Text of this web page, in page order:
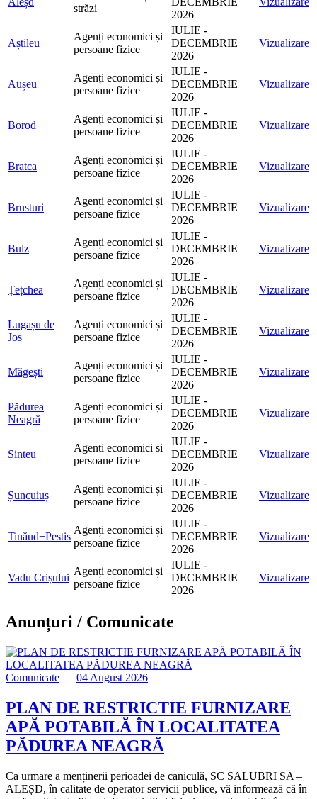
străzi
2026
Aștileu
Agenți economici și
persoane fizice
IULIE -
DECEMBRIE
2026
Vizualizare
Aușeu
Agenți economici și
persoane fizice
IULIE -
DECEMBRIE
2026
Vizualizare
Borod
Agenți economici și
persoane fizice
IULIE -
DECEMBRIE
2026
Vizualizare
Bratca
Agenți economici și
persoane fizice
IULIE -
DECEMBRIE
2026
Vizualizare
Brusturi
Agenți economici și
persoane fizice
IULIE -
DECEMBRIE
2026
Vizualizare
Bulz
Agenți economici și
persoane fizice
IULIE -
DECEMBRIE
2026
Vizualizare
Țețchea
Agenți economici și
persoane fizice
IULIE -
DECEMBRIE
2026
Vizualizare
Lugașu de
Jos
Agenți economici și
persoane fizice
IULIE -
DECEMBRIE
2026
Vizualizare
Măgești
Agenți economici și
persoane fizice
IULIE -
DECEMBRIE
2026
Vizualizare
Pădurea
Neagră
Agenți economici și
persoane fizice
IULIE -
DECEMBRIE
2026
Vizualizare
Sinteu
Agenti economici si
persoane fizice
IULIE -
DECEMBRIE
2026
Vizualizare
Șuncuiuș
Agenți economici și
persoane fizice
IULIE -
DECEMBRIE
2026
Vizualizare
Tinăud+Pestis
Agenți economici și
persoane fizice
IULIE -
DECEMBRIE
2026
Vizualizare
Vadu Crișului
Agenți economici și
persoane fizice
IULIE -
DECEMBRIE
2026
Vizualizare
Anunțuri / Comunicate
Comunicate 04 August 2026
PLAN DE RESTRICTIE FURNIZARE
APĂ POTABILĂ ÎN LOCALITATEA
PĂDUREA NEAGRĂ
Ca urmare a menținerii perioadei de caniculă, SC SALUBRI SA –
ALEȘD, în calitate de operator servicii publice, vă informează că în